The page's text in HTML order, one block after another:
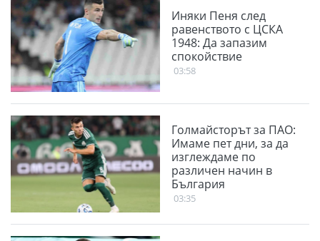
Иняки Пеня след
равенството с ЦСКА
1948: Да запазим
спокойствие
03:58
Голмайсторът за ПАО:
Имаме пет дни, за да
изглеждаме по
различен начин в
България
03:35